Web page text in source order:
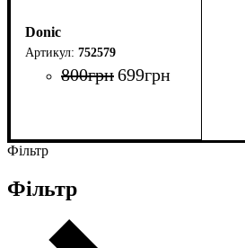
Donic
752579
800грн699грн
Фільтр
Фільтр